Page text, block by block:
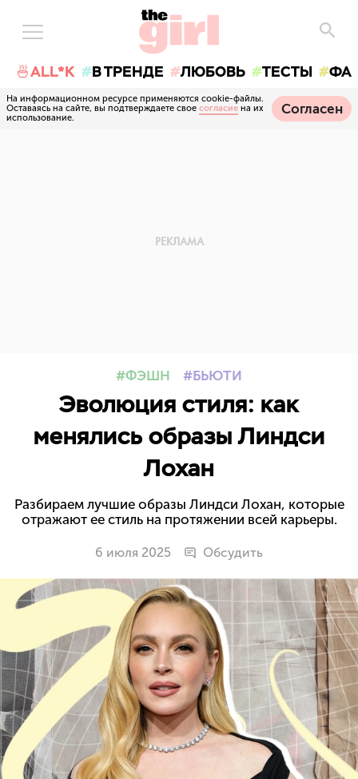
🍜ALL*K В ТРЕНДЕ ЛЮБОВЬ ТЕСТЫ
На информационном ресурсе применяются cookie-файлы.
Оставаясь на сайте, вы подтверждаете свое согласие на их
использование.
Согласен
ФЭШН БЬЮТИ
Эволюция стиля: как
менялись образы Линдси
Лохан
Разбираем лучшие образы Линдси Лохан, которые
отражают ее стиль на протяжении всей карьеры.
6 июля 2025 Обсудить